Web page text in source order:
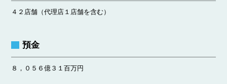
４２店舗（代理店１店舗を含む）
預金
８，０５６億３１百万円